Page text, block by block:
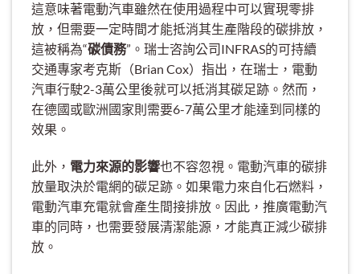
這意味著電動汽車雖然在使用過程中可以實現零排
放，但需要一定時間才能抵消其生產階段的碳排放，
這被稱為“碳債務”。瑞士咨詢公司INFRAS的可持續
交通專家考克斯（Brian Cox）指出，在瑞士，電動
汽車行駛2-3萬公里後就可以抵消其碳足跡。然而，
在德國或歐洲國家則需要6-7萬公里才能達到同樣的
效果。
此外， 電力來源的影響也不容忽視。電動汽車的碳排
放量取決於電網的碳足跡。如果電力來自化石燃料，
電動汽車充電就會產生間接排放。因此，推廣電動汽
車的同時，也需要發展清潔能源，才能真正減少碳排
放。